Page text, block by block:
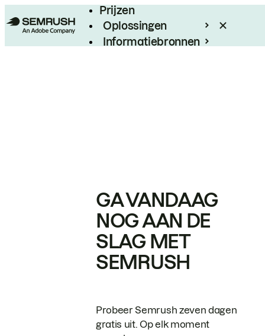
Prijzen
Oplossingen
Informatiebronnen
GA VANDAAG
NOG AAN DE
SLAG MET
SEMRUSH
Probeer Semrush zeven dagen
gratis uit. Op elk moment